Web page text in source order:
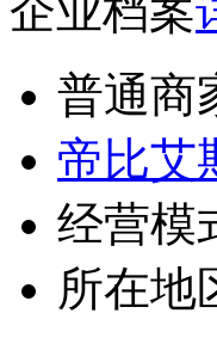
企业档案
普通商
帝比艾
经营模
所在地